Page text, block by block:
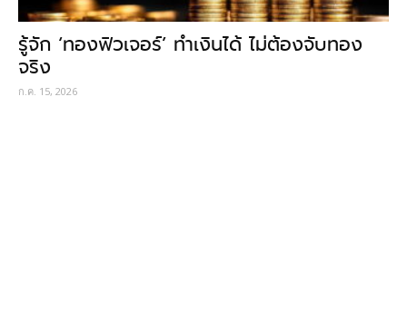
รู้จัก ‘ทองฟิวเจอร์’ ทำเงินได้ ไม่ต้องจับทอง
จริง
ก.ค. 15, 2026